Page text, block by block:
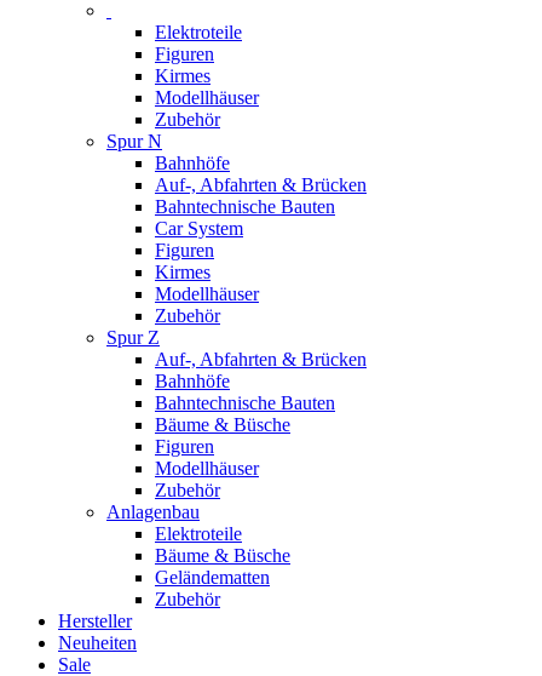
Elektroteile
Figuren
Kirmes
Modellhäuser
Zubehör
Spur N
Bahnhöfe
Auf-, Abfahrten & Brücken
Bahntechnische Bauten
Car System
Figuren
Kirmes
Modellhäuser
Zubehör
Spur Z
Auf-, Abfahrten & Brücken
Bahnhöfe
Bahntechnische Bauten
Bäume & Büsche
Figuren
Modellhäuser
Zubehör
Anlagenbau
Elektroteile
Bäume & Büsche
Geländematten
Zubehör
Hersteller
Neuheiten
Sale